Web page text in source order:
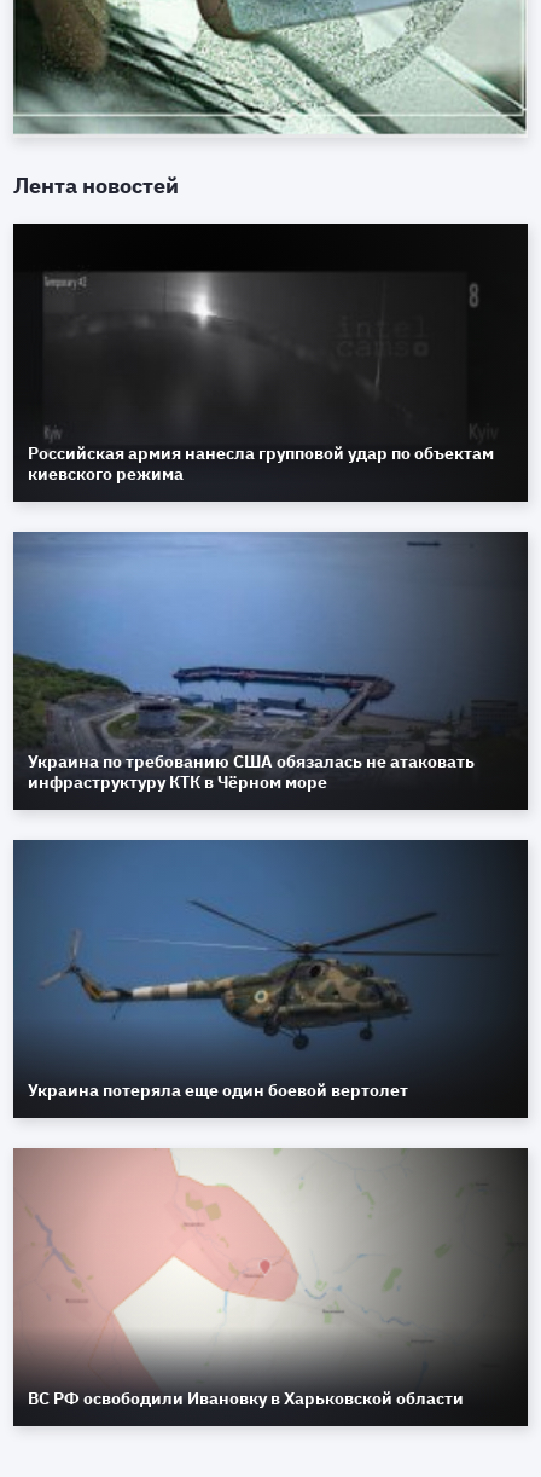
Лента новостей
Российская армия нанесла групповой удар по объектам
киевского режима
Украина по требованию США обязалась не атаковать
инфраструктуру КТК в Чёрном море
Украина потеряла еще один боевой вертолет
ВС РФ освободили Ивановку в Харьковской области